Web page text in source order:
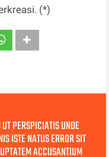
(*)
PERSPICIATIS UNDE
ISTE NATUS ERROR SIT
ACCUSANTIUM